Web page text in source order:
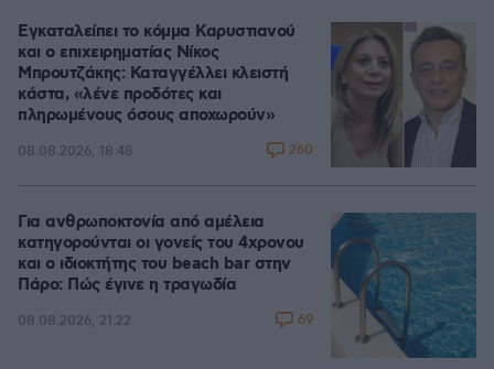
Εγκαταλείπει το κόμμα Καρυστιανού
και ο επιχειρηματίας Νίκος
Μπρουτζάκης: Καταγγέλλει κλειστή
κάστα, «λένε προδότες και
πληρωμένους όσους αποχωρούν»
08.08.2026, 18:48 260
Για ανθρωποκτονία από αμέλεια
κατηγορούνται οι γονείς του 4χρονου
και ο ιδιοκτήτης του beach bar στην
Πάρο: Πώς έγινε η τραγωδία
08.08.2026, 21:22 69